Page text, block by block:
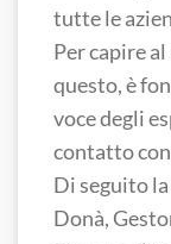
tutte le
Per capire
questo, è
voce degli
contatto
Di seguito
Donà,